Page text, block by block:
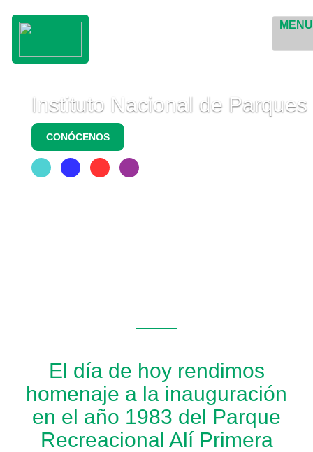
MENU
Instituto Nacional de Parques
CONÓCENOS
El día de hoy rendimos
homenaje a la inauguración
en el año 1983 del Parque
Recreacional Alí Primera